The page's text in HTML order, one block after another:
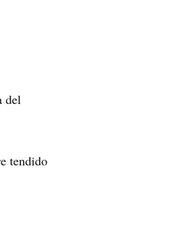
del
tendido